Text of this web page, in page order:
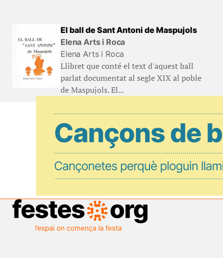
El ball de Sant Antoni de Maspujols
Elena Arts i Roca
Elena Arts i Roca
Llibret que conté el text d'aquest ball
parlat documentat al segle XIX al poble
de Maspujols. El...